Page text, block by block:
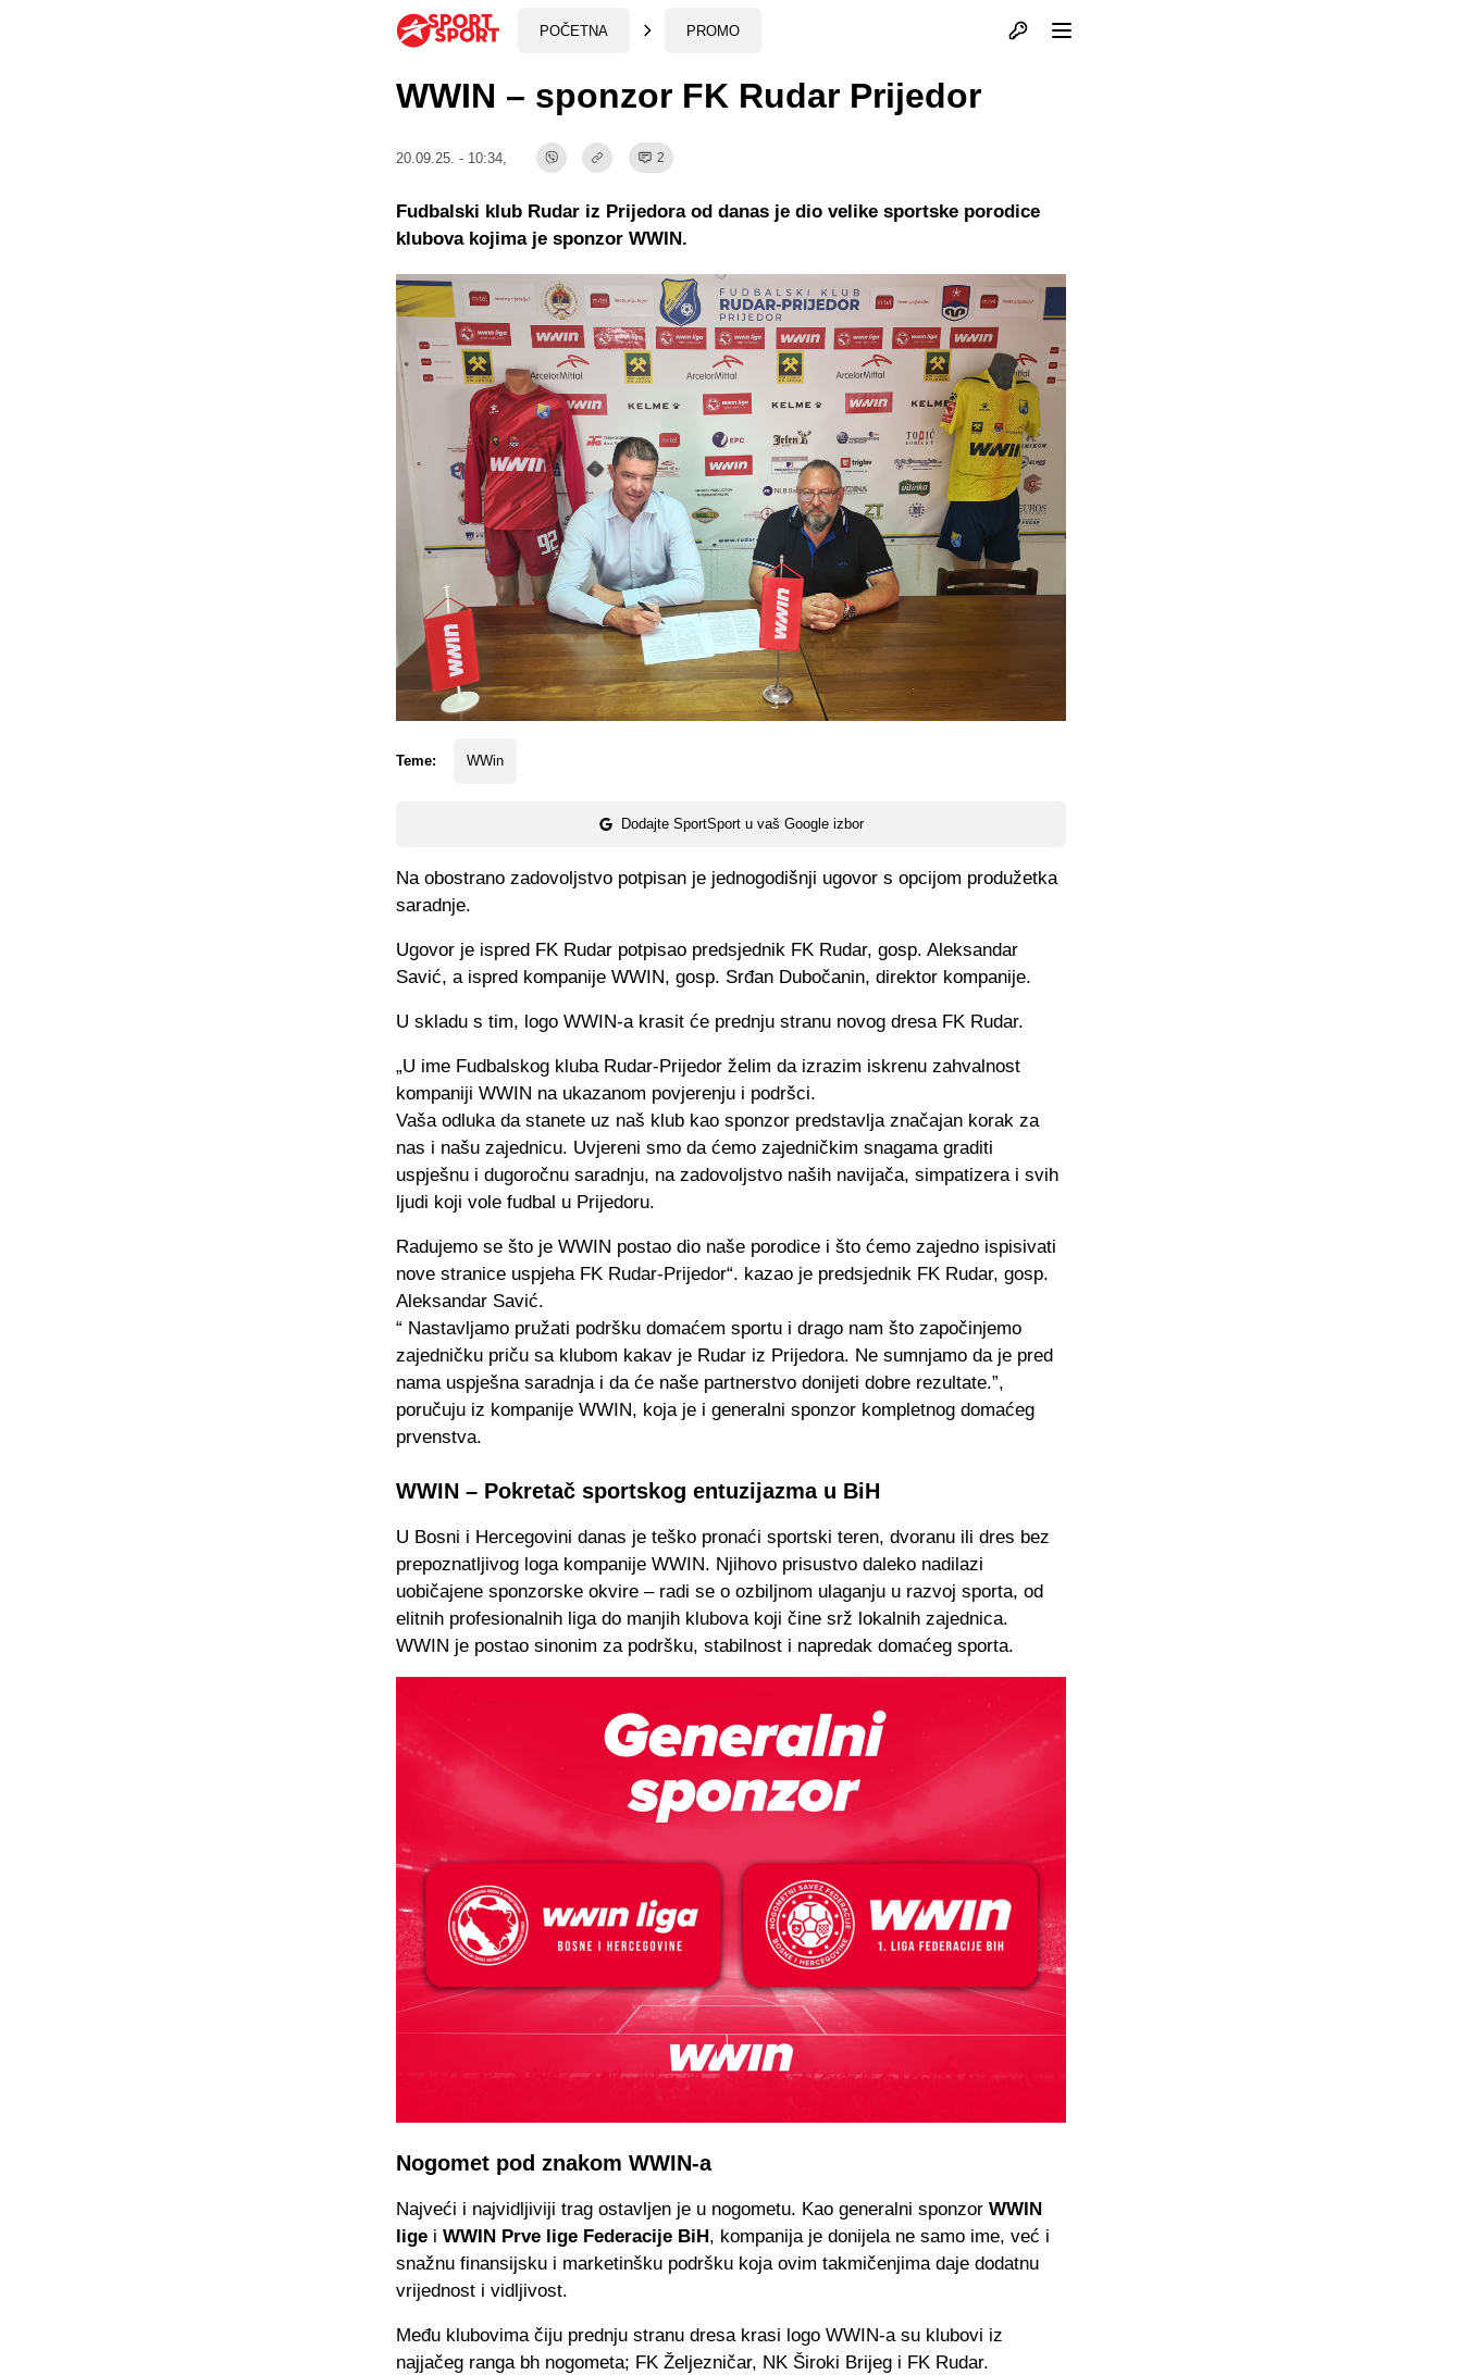
POČETNA PROMO Otvori profil
WWIN – sponzor FK Rudar Prijedor
20.09.25. - 10:34, 2
Teme: WWin
Dodajte SportSport u vaš Google izbor
Fudbalski klub Rudar iz Prijedora od danas je dio velike sportske porodice
klubova kojima je sponzor WWIN.
Na obostrano zadovoljstvo potpisan je jednogodišnji ugovor s opcijom produžetka
saradnje.
Ugovor je ispred FK Rudar potpisao predsjednik FK Rudar, gosp. Aleksandar
Savić, a ispred kompanije WWIN, gosp. Srđan Dubočanin, direktor kompanije.
U skladu s tim, logo WWIN-a krasit će prednju stranu novog dresa FK Rudar.
„U ime Fudbalskog kluba Rudar-Prijedor želim da izrazim iskrenu zahvalnost
kompaniji WWIN na ukazanom povjerenju i podršci.
Vaša odluka da stanete uz naš klub kao sponzor predstavlja značajan korak za
nas i našu zajednicu. Uvjereni smo da ćemo zajedničkim snagama graditi
uspješnu i dugoročnu saradnju, na zadovoljstvo naših navijača, simpatizera i svih
ljudi koji vole fudbal u Prijedoru.
Radujemo se što je WWIN postao dio naše porodice i što ćemo zajedno ispisivati
nove stranice uspjeha FK Rudar-Prijedor“. kazao je predsjednik FK Rudar, gosp.
Aleksandar Savić.
“ Nastavljamo pružati podršku domaćem sportu i drago nam što započinjemo
zajedničku priču sa klubom kakav je Rudar iz Prijedora. Ne sumnjamo da je pred
nama uspješna saradnja i da će naše partnerstvo donijeti dobre rezultate.”,
poručuju iz kompanije WWIN, koja je i generalni sponzor kompletnog domaćeg
prvenstva.
WWIN – Pokretač sportskog entuzijazma u BiH
U Bosni i Hercegovini danas je teško pronaći sportski teren, dvoranu ili dres bez
prepoznatljivog loga kompanije WWIN. Njihovo prisustvo daleko nadilazi
uobičajene sponzorske okvire – radi se o ozbiljnom ulaganju u razvoj sporta, od
elitnih profesionalnih liga do manjih klubova koji čine srž lokalnih zajednica.
WWIN je postao sinonim za podršku, stabilnost i napredak domaćeg sporta.
Nogomet pod znakom WWIN-a
Najveći i najvidljiviji trag ostavljen je u nogometu. Kao generalni sponzor WWIN
lige i WWIN Prve lige Federacije BiH , kompanija je donijela ne samo ime, već i
snažnu finansijsku i marketinšku podršku koja ovim takmičenjima daje dodatnu
vrijednost i vidljivost.
Među klubovima čiju prednju stranu dresa krasi logo WWIN-a su klubovi iz
najjačeg ranga bh nogometa; FK Željezničar, NK Široki Brijeg i FK Rudar.